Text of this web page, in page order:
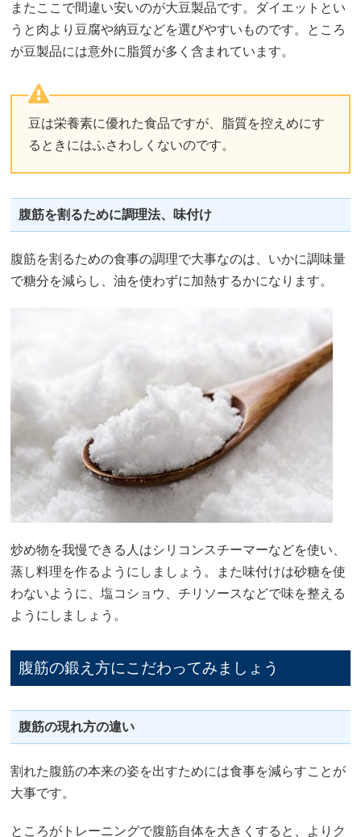
またここで間違い安いのが大豆製品です。ダイエットとい
うと肉より豆腐や納豆などを選びやすいものです。ところ
が豆製品には意外に脂質が多く含まれています。
豆は栄養素に優れた食品ですが、脂質を控えめにす
るときにはふさわしくないのです。
腹筋を割るために調理法、味付け
腹筋を割るための食事の調理で大事なのは、いかに調味量
で糖分を減らし、油を使わずに加熱するかになります。
炒め物を我慢できる人はシリコンスチーマーなどを使い、
蒸し料理を作るようにしましょう。また味付けは砂糖を使
わないように、塩コショウ、チリソースなどで味を整える
ようにしましょう。
腹筋の鍛え方にこだわってみましょう
腹筋の現れ方の違い
割れた腹筋の本来の姿を出すためには食事を減らすことが
大事です。
ところがトレーニングで腹筋自体を大きくすると、よりク